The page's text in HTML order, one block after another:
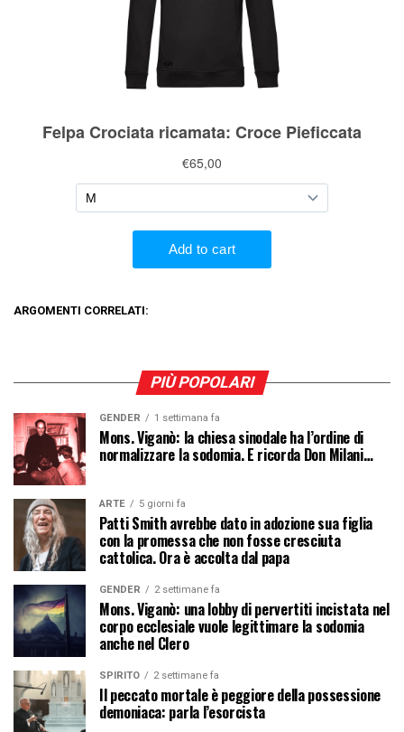
ARGOMENTI CORRELATI:
PIÙ POPOLARI
GENDER 1 settimana fa
Mons. Viganò: la chiesa sinodale ha l’ordine di
normalizzare la sodomia. E ricorda Don Milani…
ARTE 5 giorni fa
Patti Smith avrebbe dato in adozione sua figlia
con la promessa che non fosse cresciuta
cattolica. Ora è accolta dal papa
GENDER 2 settimane fa
Mons. Viganò: una lobby di pervertiti incistata nel
corpo ecclesiale vuole legittimare la sodomia
anche nel Clero
SPIRITO 2 settimane fa
Il peccato mortale è peggiore della possessione
demoniaca: parla l’esorcista